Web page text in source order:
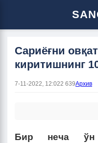
Сариёғни
киритишнинг
7-11-2022, 12:022 639Архив
Бир неча ўн